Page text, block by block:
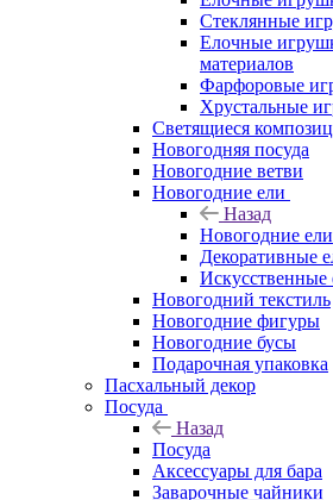
Стеклянные
Елочные
материалов
Фарфоровые
Хрустальные
Светящиеся
Новогодняя посуда
Новогодние ветви
Новогодние ели
Назад
Новогодние ели
Декоративные
Искусственные
Новогодний текстиль
Новогодние фигуры
Новогодние бусы
Подарочная упаковка
Пасхальный декор
Посуда
Назад
Посуда
Аксессуары для бара
Заварочные чайники